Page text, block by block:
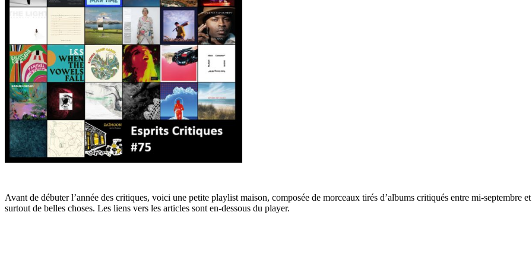
Avant de débuter l’année des critiques, voici une petite playlist maison, composée de morceaux tirés d’albums critiqués entre mi-septembre
surtout de belles choses. Les liens vers les articles sont en-dessous du player.